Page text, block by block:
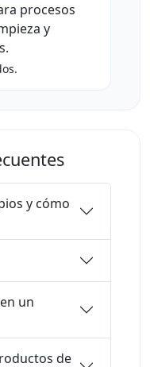
procesos
y
y cómo
un
de